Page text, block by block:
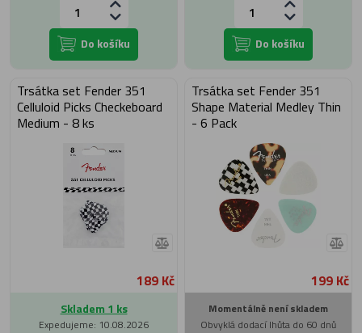
Do košíku Do košíku
Trsátka set Fender 351
Celluloid Picks Checkeboard
Medium - 8 ks
189 Kč
Skladem 1 ks
Expedujeme: 10.08.2026
Trsátka set Fender 351
Shape Material Medley Thin
- 6 Pack
199 Kč
Momentálně není skladem
Obvyklá dodací lhůta do 60 dnů